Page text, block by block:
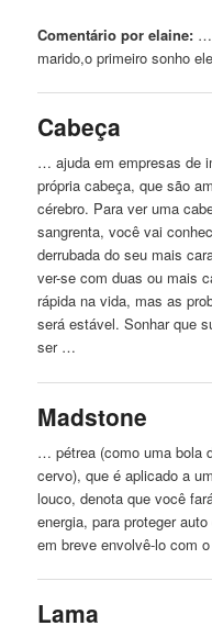
Comentário por elaine: …
marido,o primeiro sonho
Cabeça
… ajuda em empresas de
própria cabeça, que são
cérebro. Para ver uma
sangrenta, você vai
derrubada do seu mais
ver-secom duas ou mais
rápida na vida, mas as
será estável. Sonhar que
ser …
Madstone
… pétrea (como uma bola
cervo), que é aplicado a
louco, denota que você
energia, para proteger
em breve envolvê-locom
Lama